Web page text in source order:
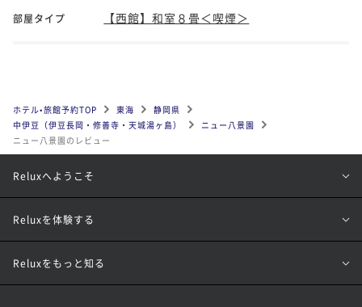
部屋タイプ 【西館】和室８畳＜喫煙＞
ホテル•旅館予約TOP 東海
静岡県
中伊豆（伊豆長岡・修善寺・天城湯ヶ島）
ニュー八景園
ニュー八景園のレビュー
Reluxへようこそ
Reluxを体験する
Reluxをもっと知る